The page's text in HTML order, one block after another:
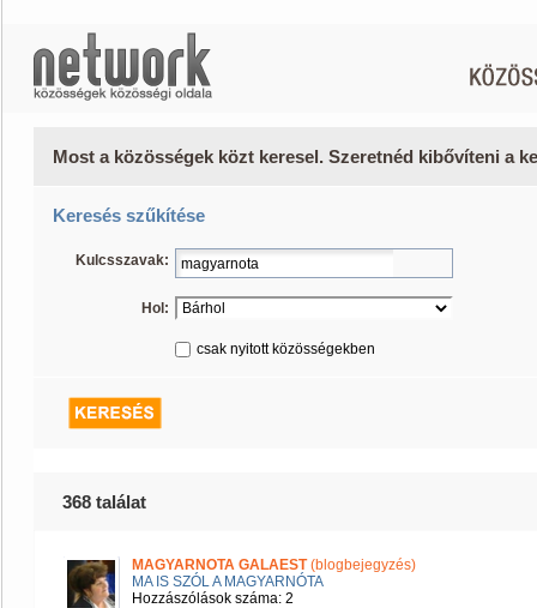
Most a közösségek közt keresel. Szeretnéd kibővíteni a
Keresés szűkítése
Kulcsszavak:
Hol:
csak nyitott közösségekben
368 találat
MAGYARNOTA GALAEST(blogbejegyzés)
MA IS SZÓL A MAGYARNÓTA
Hozzászólások száma: 2